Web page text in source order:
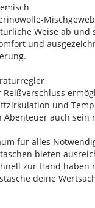
Weise ab und
und
und
auch sein
für alles
bieten
zur Hand haben
deine